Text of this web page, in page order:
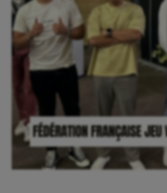
à pied
Handisport
Hippisme
Jeux